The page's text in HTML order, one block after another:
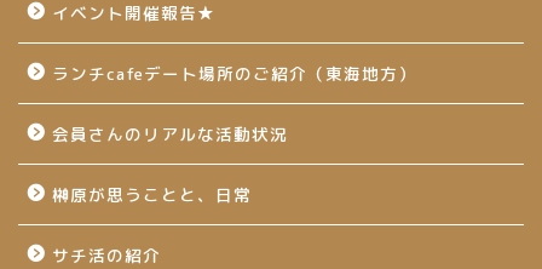
イベント開催報告★
ランチcafeデート場所のご紹介（東海地方）
会員さんのリアルな活動状況
榊原が思うことと、日常
サチ活の紹介